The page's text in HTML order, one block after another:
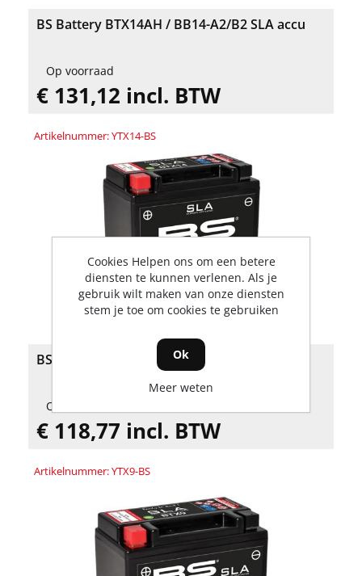
BS Battery BTX14AH / BB14-A2/B2 SLA accu
Op voorraad
€ 131,12 incl. BTW
Artikelnummer: YTX14-BS
BS Battery BTX14 SLA accu
Op voorraad
€ 118,77 incl. BTW
Artikelnummer: YTX9-BS
Cookies Helpen ons om een betere
diensten te kunnen verlenen. Als je
gebruik wilt maken van onze diensten
stem je toe om cookies te gebruiken
Ok
Meer weten